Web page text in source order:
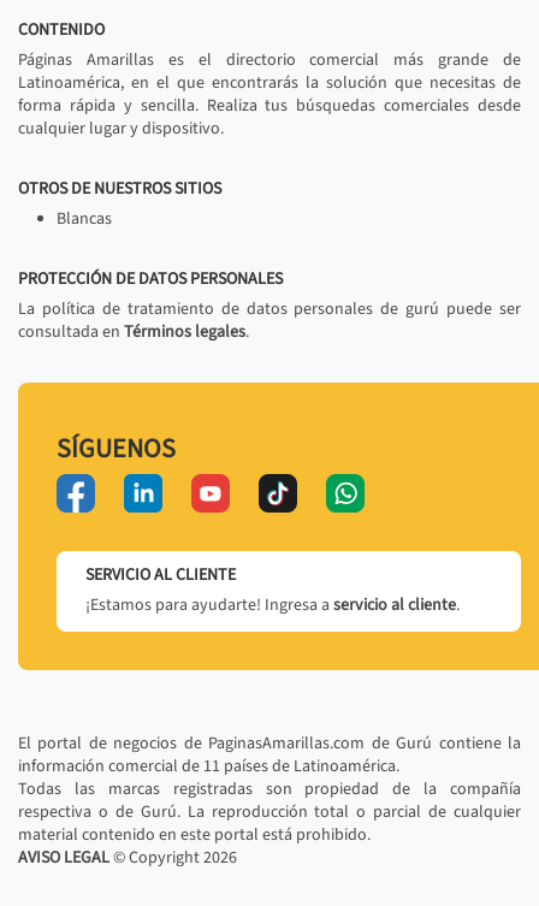
CONTENIDO
Páginas Amarillas es el directorio comercial más grande de
Latinoamérica, en el que encontrarás la solución que necesitas de
forma rápida y sencilla. Realiza tus búsquedas comerciales desde
cualquier lugar y dispositivo.
OTROS DE NUESTROS SITIOS
Blancas
PROTECCIÓN DE DATOS PERSONALES
La política de tratamiento de datos personales de gurú puede ser
consultada en Términos legales.
SÍGUENOS
SERVICIO AL CLIENTE
¡Estamos para ayudarte! Ingresa a servicio al cliente.
El portal de negocios de PaginasAmarillas.com de Gurú contiene la
información comercial de 11 países de Latinoamérica.
Todas las marcas registradas son propiedad de la compañía
respectiva o de Gurú. La reproducción total o parcial de cualquier
material contenido en este portal está prohibido.
AVISO LEGAL© Copyright2026